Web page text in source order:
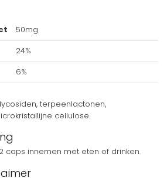
50mg
24%
6%
terpeenlactonen,
cellulose.
caps innemen met eten of drinken.